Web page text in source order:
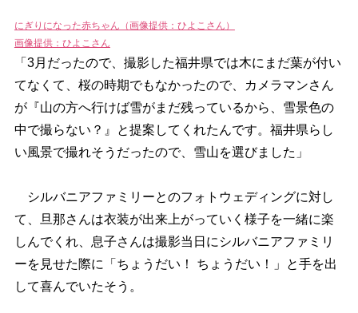
にぎりになった赤ちゃん（画像提供：ひよこさん）
画像提供：ひよこさん
「3月だったので、撮影した福井県では木にまだ葉が付い
てなくて、桜の時期でもなかったので、カメラマンさん
が『山の方へ行けば雪がまだ残っているから、雪景色の
中で撮らない？』と提案してくれたんです。福井県らし
い風景で撮れそうだったので、雪山を選びました」
シルバニアファミリーとのフォトウェディングに対し
て、旦那さんは衣装が出来上がっていく様子を一緒に楽
しんでくれ、息子さんは撮影当日にシルバニアファミリ
ーを見せた際に「ちょうだい！ ちょうだい！」と手を出
して喜んでいたそう。